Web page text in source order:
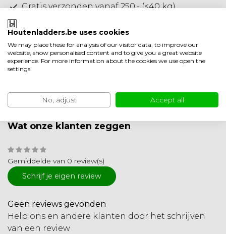
Gratis verzonden vanaf 250,- (<40 kg)
Toevoegen aan vergelijking
Productomschrijving
Minder weergeven
Wat onze klanten zeggen
Gemiddelde van 0 review(s)
Schrijf je eigen review
Geen reviews gevonden
Help ons en andere klanten door het schrijven
van een review
Houtenladders.be uses cookies
We may place these for analysis of our visitor data, to improve our
website, show personalised content and to give you a great website
experience. For more information about the cookies we use open the
settings.
No, adjust Accept all